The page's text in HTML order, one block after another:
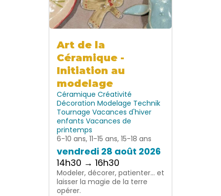
Art de la
Céramique -
Initiation au
modelage
Céramique Créativité
Décoration Modelage Technik
Tournage Vacances d'hiver
enfants Vacances de
printemps
6-10 ans, 11-15 ans, 15-18 ans
vendredi 28 août 2026
14h30 → 16h30
Modeler, décorer, patienter… et
laisser la magie de la terre
opérer.